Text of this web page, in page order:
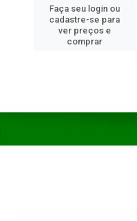
Faça seu login ou
cadastre-se para
ver preços e
comprar